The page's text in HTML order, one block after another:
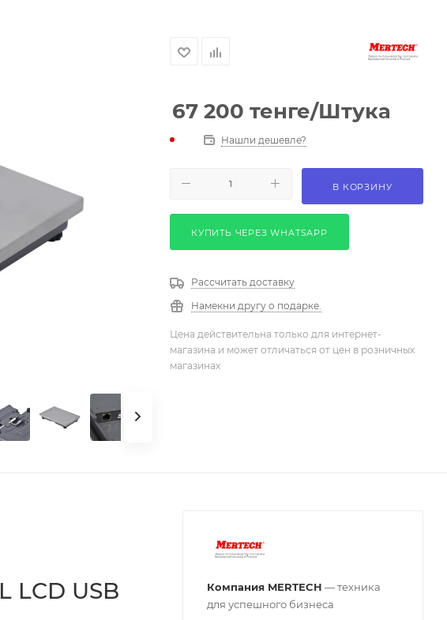
67 200 тенге/Штука
Нашли дешевле?
В КОРЗИНУ
КУПИТЬ ЧЕРЕЗ WHATSAPP
Рассчитать доставку
Намекни другу о подарке.
Цена действительна только для интернет-
магазина и может отличаться от цен в розничных
магазинах
LCD USB Компания MERTECH — техника
для успешного бизнеса